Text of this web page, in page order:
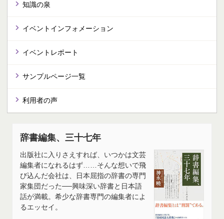
知識の泉
イベントインフォメーション
イベントレポート
サンプルページ一覧
利用者の声
辞書編集、三十七年
出版社に入りさえすれば、いつかは文芸
編集者になれるはず……そんな想いで飛
び込んだ会社は、日本屈指の辞書の専門
家集団だった──興味深い辞書と日本語
話が満載。希少な辞書専門の編集者によ
るエッセイ。